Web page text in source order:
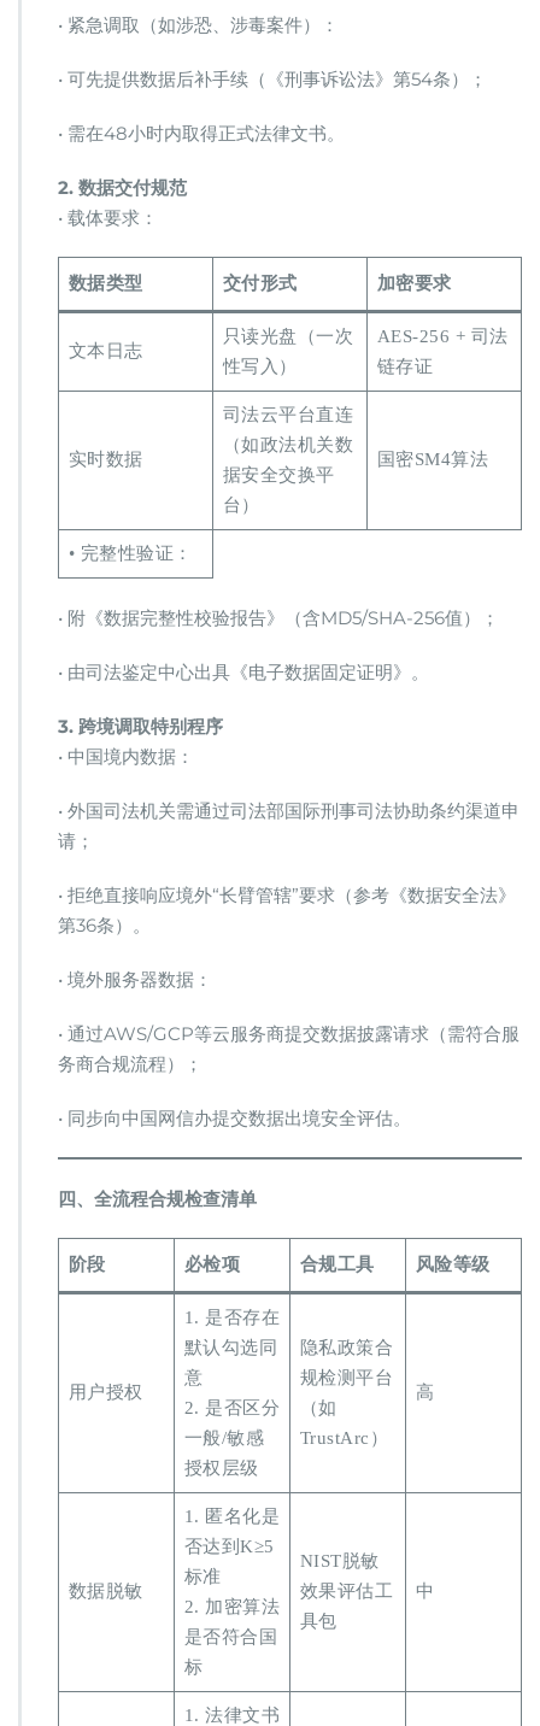
• 紧急调取（如涉恐、涉毒案件）：
• 可先提供数据后补手续（《刑事诉讼法》第54条）；
• 需在48小时内取得正式法律文书。
​2. 数据交付规范​
• 载体要求：
数据类型 交付形式 加密要求
文本日志
只读光盘（一次
性写入）
AES-256 + 司法
链存证
实时数据
司法云平台直连
（如政法机关数
据安全交换平
台）
国密SM4算法
• 完整性验证：
• 附《数据完整性校验报告》（含MD5/SHA-256值）；
• 由司法鉴定中心出具《电子数据固定证明》。
​3. 跨境调取特别程序​
• 中国境内数据：
• 外国司法机关需通过司法部国际刑事司法协助条约渠道申
请；
• 拒绝直接响应境外“长臂管辖”要求（参考《数据安全法》
第36条）。
• 境外服务器数据：
• 通过AWS/GCP等云服务商提交数据披露请求（需符合服
务商合规流程）；
• 同步向中国网信办提交数据出境安全评估。
​四、全流程合规检查清单​
阶段 必检项 合规工具 风险等级
用户授权
1. 是否存在
默认勾选同
意
2. 是否区分
一般/敏感
授权层级
隐私政策合
规检测平台
（如
TrustArc）
高
数据脱敏
1. 匿名化是
否达到K≥5
标准
2. 加密算法
是否符合国
标
NIST脱敏
效果评估工
具包
中
1. 法律文书